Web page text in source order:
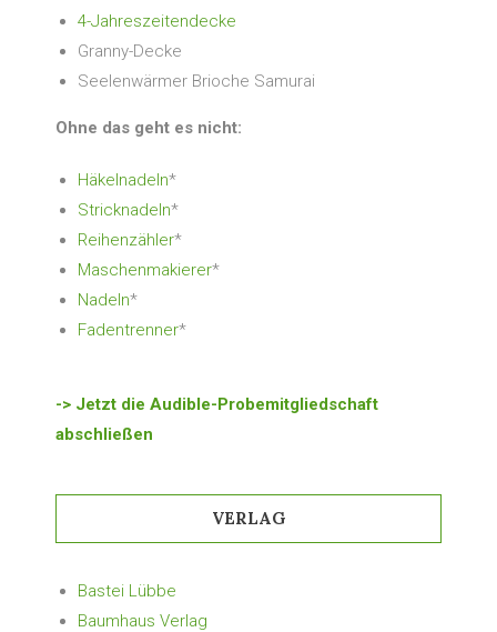
4-Jahreszeitendecke
Granny-Decke
Seelenwärmer Brioche Samurai
Ohne das geht es nicht:
Häkelnadeln*
Stricknadeln*
Reihenzähler*
Maschenmakierer*
Nadeln*
Fadentrenner*
-> Jetzt die Audible-Probemitgliedschaft
abschließen
VERLAG
Bastei Lübbe
Baumhaus Verlag